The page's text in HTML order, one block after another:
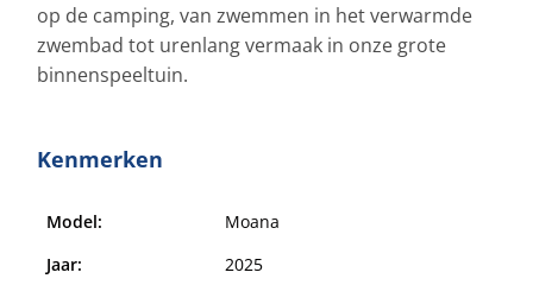
op de camping, van zwemmen in het verwarmde
zwembad tot urenlang vermaak in onze grote
binnenspeeltuin.
Kenmerken
Model:
Moana
Jaar:
2025